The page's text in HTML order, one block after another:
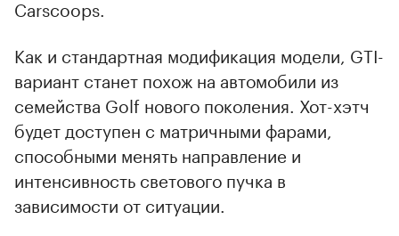
Carscoops.
Как и стандартная модификация модели, GTI-
вариант станет похож на автомобили из
семейства Golf нового поколения. Хот-хэтч
будет доступен с матричными фарами,
способными менять направление и
интенсивность светового пучка в
зависимости от ситуации.